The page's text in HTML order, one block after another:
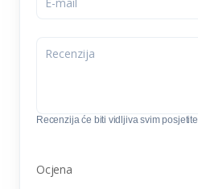
Recenzija će biti vidljiva svim
Ocjena